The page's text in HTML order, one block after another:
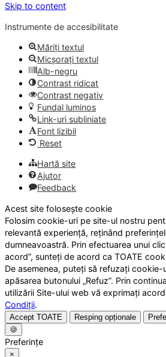
Skip to content
Instrumente de accesibilitate
Măriți textul
Micșorați textul
Alb-negru
Contrast ridicat
Contrast negativ
Fundal luminos
Link-uri subliniate
Font lizibil
Reset
Hartă site
Ajutor
Feedback
Acest site folosește cookie
Folosim cookie-uri pe site-ul nostru
relevantă experiență, reținând
dumneavoastră. Prin efectuarea unui
acord”, sunteți de acord ca TOATE
De asemenea, puteți să refuzați
apăsarea butonului „Refuz”. Prin
utilizării Site-ului web vă exprimați
Condiții.
Accept TOATE Resping opționale
🍪
Preferințe
×